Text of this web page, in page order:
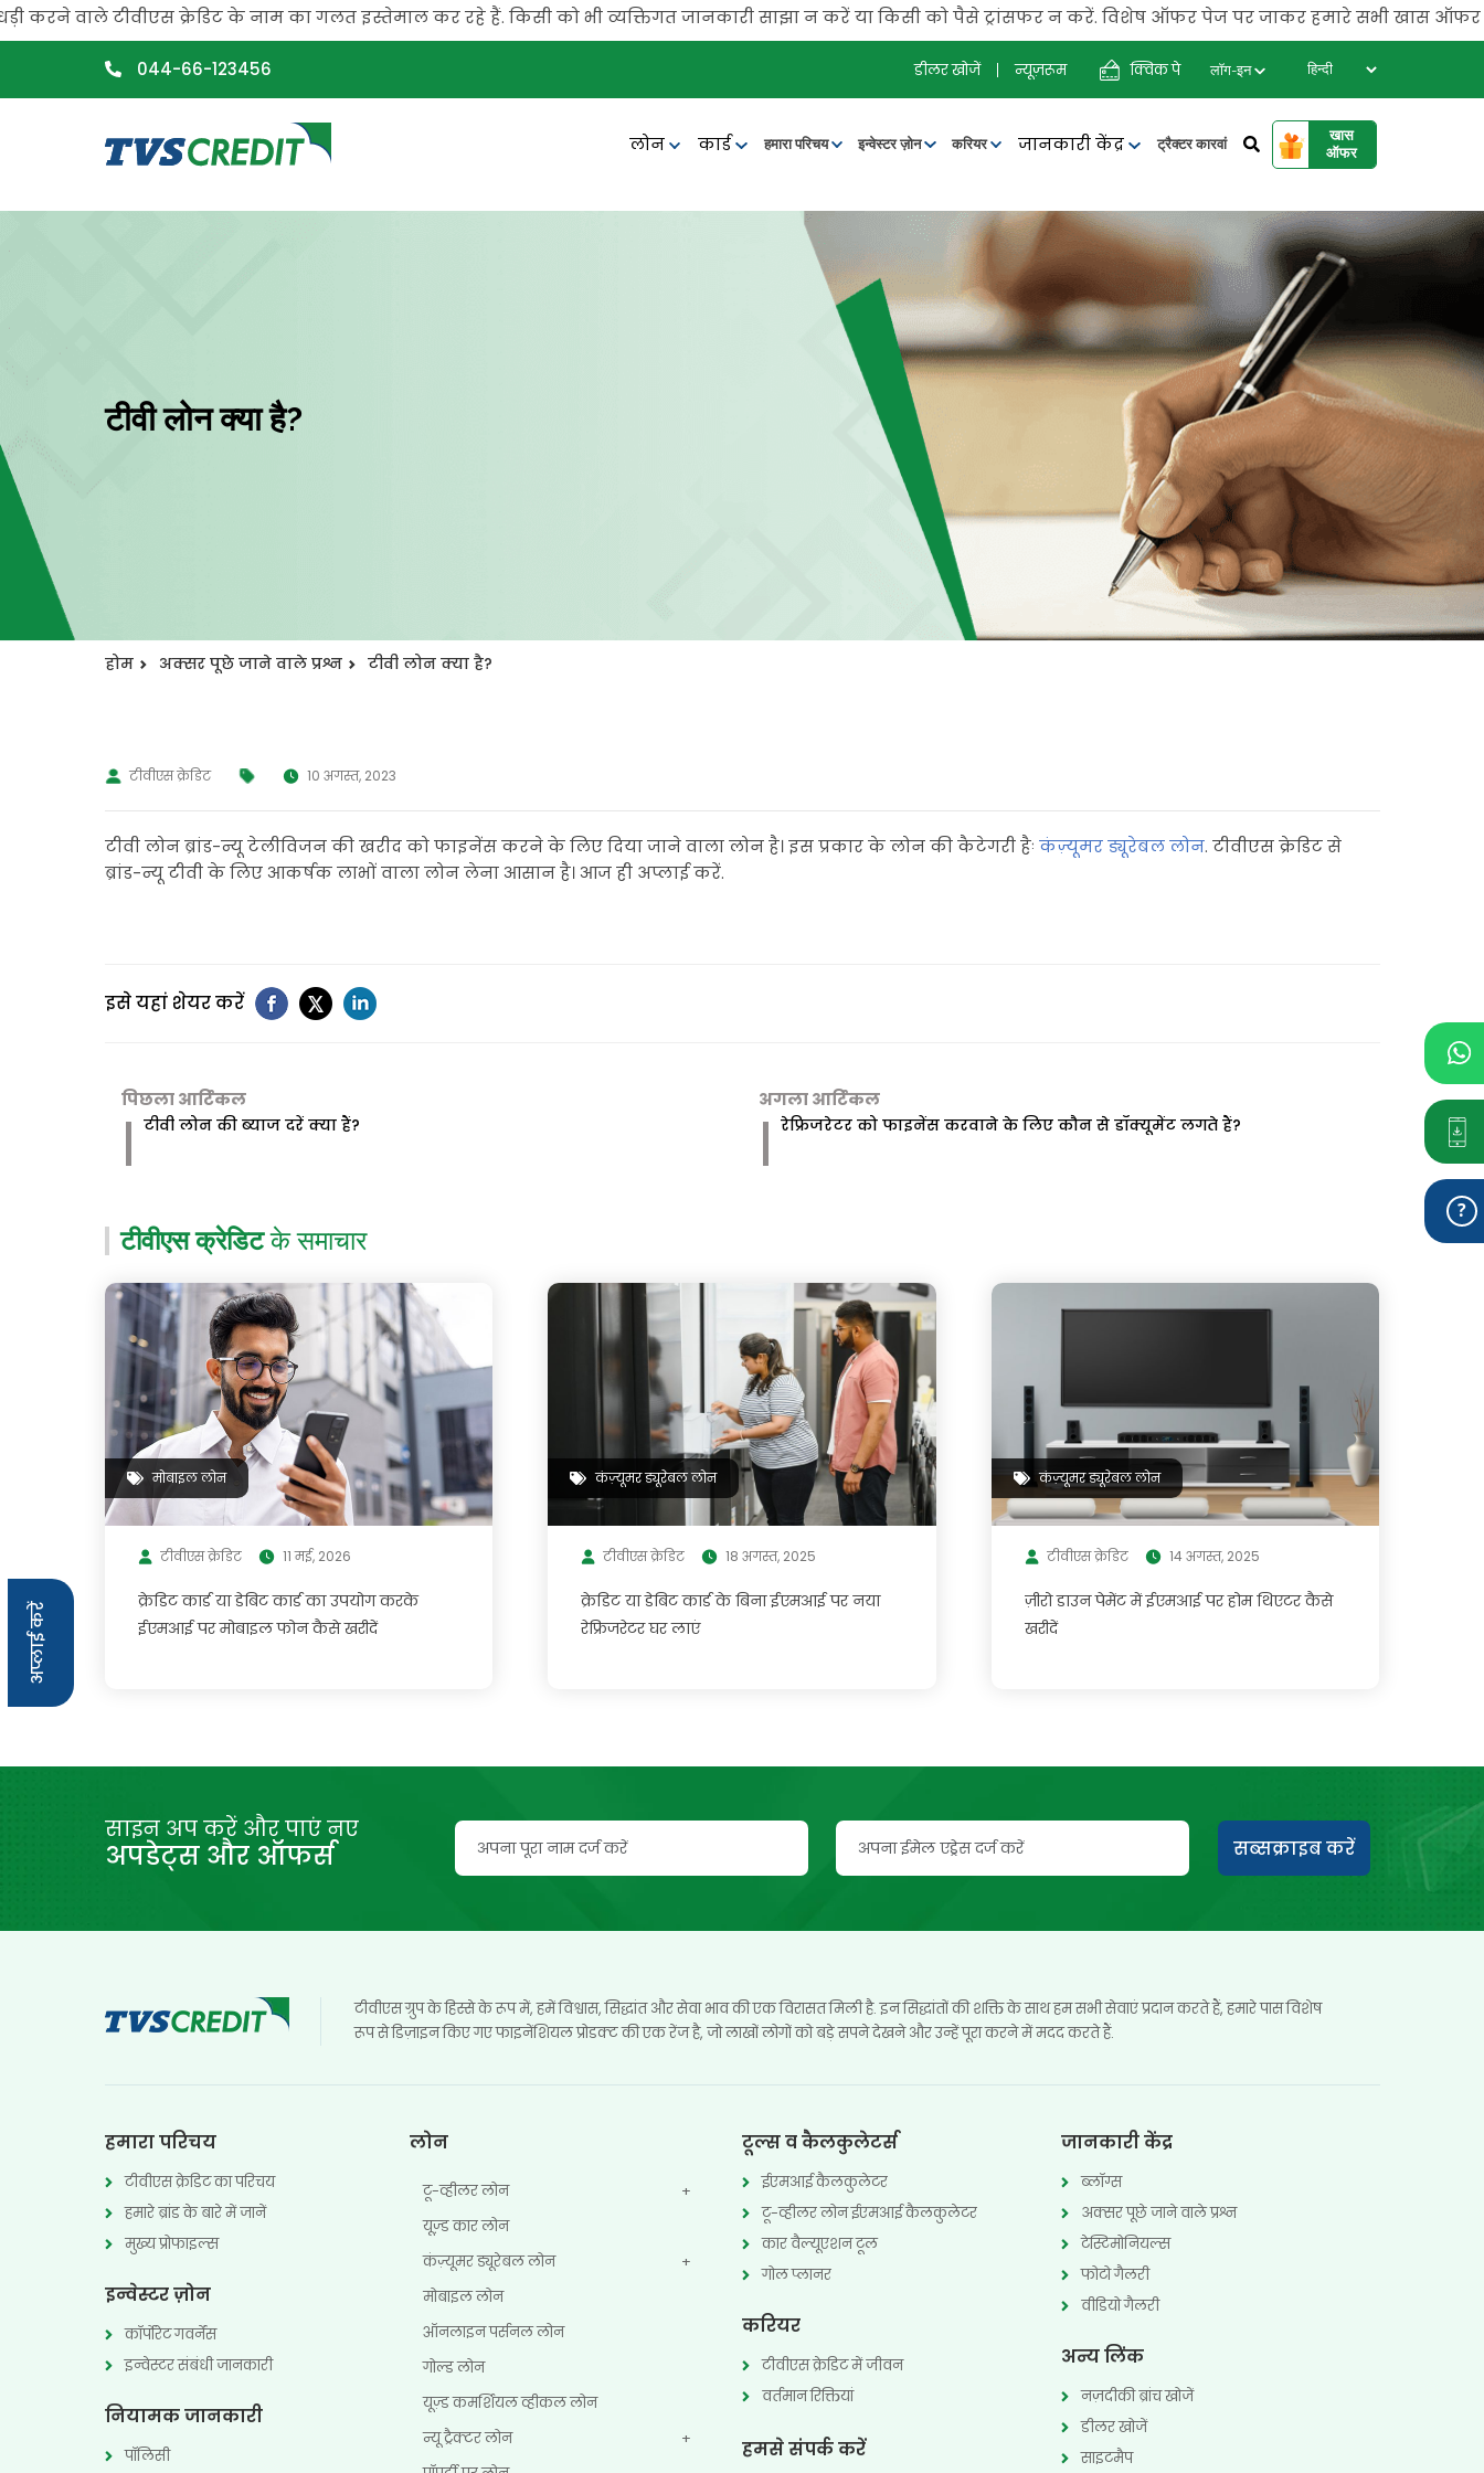
वाले टीवीएस क्रेडिट के नाम का गलत इस्तेमाल कर रहे हैं. किसी को भी व्यक्तिगत जानकारी साझा न करें या किसी को पैसे ट्रांसफर न करें. विशेष ऑफर पेज पर जाकर हमारे सभी खास ऑफर चैक
044-66-123456 डीलर खोजें न्यूज़रूम क्विक पे लॉग-इन
लोन कार्ड हमारा परिचय इन्वेस्टर ज़ोन करियर जानकारी केंद्र ट्रैक्टर कारवां
खास
ऑफर
टीवी लोन क्या है?
होम अक्सर पूछे जाने वाले प्रश्न टीवी लोन क्या है?
टीवीएस क्रेडिट 10 अगस्त, 2023
टीवी लोन ब्रांड-न्यू टेलीविजन की खरीद को फाइनेंस करने के लिए दिया जाने वाला लोन है। इस प्रकार के लोन की कैटेगरी हैः कंज़्यूमर ड्यूरेबल लोन. टीवीएस क्रेडिट से
ब्रांड-न्यू टीवी के लिए आकर्षक लाभों वाला लोन लेना आसान है। आज ही अप्लाई करें.
इसे यहां शेयर करें
पिछला आर्टिकल
टीवी लोन की ब्याज दरें क्या हैं?
अगला आर्टिकल
रेफ्रिजरेटर को फाइनेंस करवाने के लिए कौन से डॉक्यूमेंट लगते हैं?
टीवीएस क्रेडिटके समाचार
मोबाइल लोन
टीवीएस क्रेडिट 11 मई, 2026
क्रेडिट कार्ड या डेबिट कार्ड का उपयोग करके
ईएमआई पर मोबाइल फोन कैसे खरीदें
कंज़्यूमर ड्यूरेबल लोन
टीवीएस क्रेडिट 18 अगस्त, 2025
क्रेडिट या डेबिट कार्ड के बिना ईएमआई पर नया
रेफ्रिजरेटर घर लाएं
कंज़्यूमर ड्यूरेबल लोन
टीवीएस क्रेडिट 14 अगस्त, 2025
ज़ीरो डाउन पेमेंट में ईएमआई पर होम थिएटर कैसे
खरीदें
साइन अप करें और पाएं नए
अपडेट्स और ऑफर्स सब्सक्राइब करें
टीवीएस ग्रुप के हिस्से के रूप में, हमें विश्वास, सिद्धांत और सेवा भाव की एक विरासत मिली है. इन सिद्धांतों की शक्ति के साथ हम सभी सेवाएं प्रदान करते हैं, हमारे पास विशेष
रूप से डिज़ाइन किए गए फाइनेंशियल प्रोडक्ट की एक रेंज है, जो लाखों लोगों को बड़े सपने देखने और उन्हें पूरा करने में मदद करते हैं.
हमारा परिचय
टीवीएस क्रेडिट का परिचय
हमारे ब्रांड के बारे में जानें
मुख्य प्रोफाइल्स
इन्वेस्टर ज़ोन
कॉर्पोरेट गवर्नेंस
इन्वेस्टर संबंधी जानकारी
नियामक जानकारी
पॉलिसी
लोन
टू-व्हीलर लोन
यूज्‍़ड कार लोन
कंज़्यूमर ड्यूरेबल लोन
मोबाइल लोन
ऑनलाइन पर्सनल लोन
गोल्ड लोन
यूज़्ड कमर्शियल व्हीकल लोन
न्यू ट्रैक्टर लोन
टूल्स व कैलकुलेटर्स
ईएमआई कैलकुलेटर
टू-व्हीलर लोन ईएमआई कैलकुलेटर
कार वैल्यूएशन टूल
गोल प्लानर
करियर
टीवीएस क्रेडिट में जीवन
वर्तमान रिक्तियां
हमसे संपर्क करें
जानकारी केंद्र
ब्लॉग्स
अक्सर पूछे जाने वाले प्रश्न
टेस्टिमोनियल्स
फोटो गैलरी
वीडियो गैलरी
अन्य लिंक
नज़दीकी ब्रांच खोजें
डीलर खोजें
साइटमैप
अप्लाई करें